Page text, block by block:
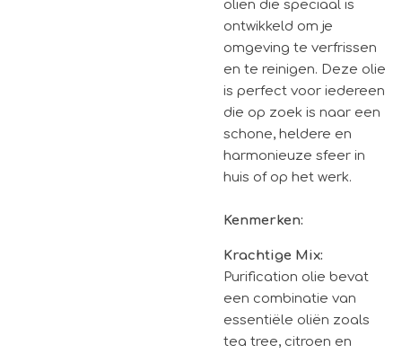
oliën die speciaal is
ontwikkeld om je
omgeving te verfrissen
en te reinigen. Deze olie
is perfect voor iedereen
die op zoek is naar een
schone, heldere en
harmonieuze sfeer in
huis of op het werk.
Kenmerken:
Krachtige Mix:
Purification olie bevat
een combinatie van
essentiële oliën zoals
tea tree, citroen en